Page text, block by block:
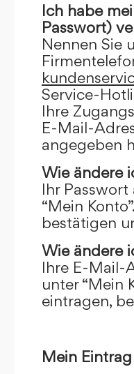
Ich habe
Passwort)
Nennen Sie
Service-
Ihre
E-Mail-
angegeben
Wie ändere
Ihr
“Mein
bestätigen
Wie ändere
Ihre E-Mail-
unter “Mein
eintragen,
Mein Eintrag